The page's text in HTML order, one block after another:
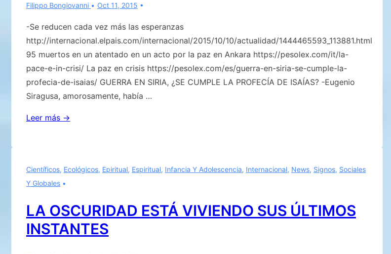
la
católica
la
vidente
Alphonsine,
así
Filippo Bongiovanni Oct 11, 2015
-Se reducen cada vez más las esperanzas
http://internacional.elpais.com/internacional/2015/10/10/actualidad/1444465593_113881.html
95 muertos en un atentado en un acto por la paz en Ankara https://pesolex.com/it/la-
pace-e-in-crisi/ La paz en crisis https://pesolex.com/es/guerra-en-siria-se-cumple-la-
profecia-de-isaias/ GUERRA EN SIRIA, ¿SE CUMPLE LA PROFECÍA DE ISAÍAS? -Eugenio
Siragusa, amorosamente, había …
Eugenio
advertido
por
Celestial
con
Leer más →
Científicos, Ecológicos, Epiritual, Espiritual, Infancia Y Adolescencia, Internacional, News, Signos, Sociales
Y Globales
LA OSCURIDAD ESTÁ VIVIENDO SUS ÚLTIMOS
INSTANTES